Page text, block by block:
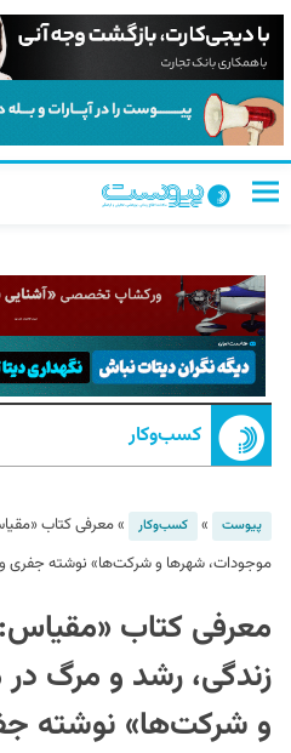
کسب‌و‌کار
پیوست » کسب‌و‌کار »معرفی کتاب
موجودات، شهرها و شرکت‌ها» نوشته
معرفی کتاب
زندگی، رشد و مرگ
و شرکت‌ها» نوشته